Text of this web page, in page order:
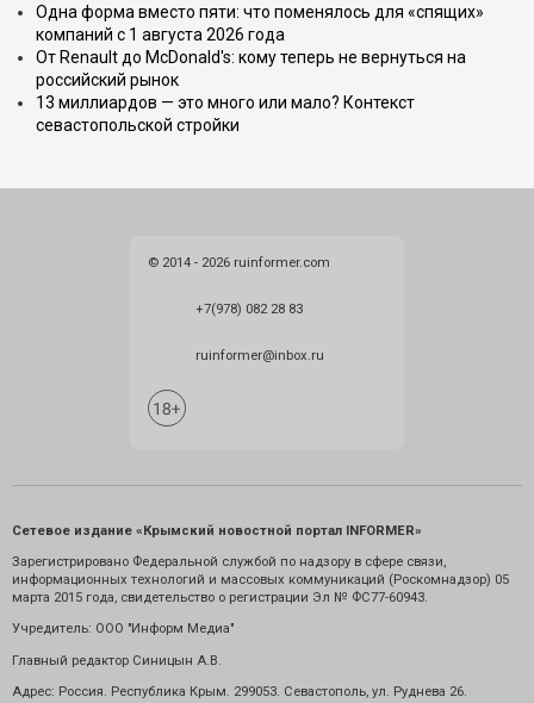
Одна форма вместо пяти: что поменялось для «спящих»
компаний с 1 августа 2026 года
От Renault до McDonald's: кому теперь не вернуться на
российский рынок
13 миллиардов — это много или мало? Контекст
севастопольской стройки
© 2014 - 2026 ruinformer.com
+7(978) 082 28 83
ruinformer@inbox.ru
Сетевое издание «Крымский новостной портал INFORMER»
Зарегистрировано Федеральной службой по надзору в сфере связи,
информационных технологий и массовых коммуникаций (Роскомнадзор) 05
марта 2015 года, свидетельство о регистрации Эл № ФС77-60943.
Учредитель: ООО "Информ Медиа"
Главный редактор Синицын А.В.
Адрес: Россия. Республика Крым. 299053. Севастополь, ул. Руднева 26.